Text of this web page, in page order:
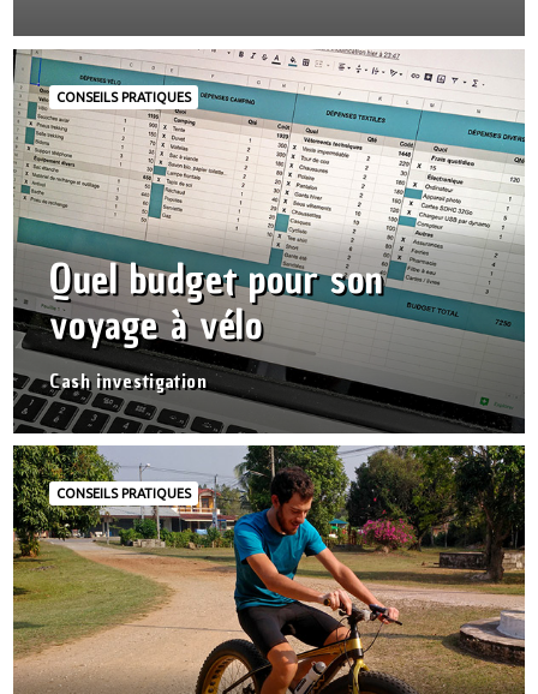
CONSEILS PRATIQUES
Quel budget pour son
voyage à vélo
Cash investigation
CONSEILS PRATIQUES